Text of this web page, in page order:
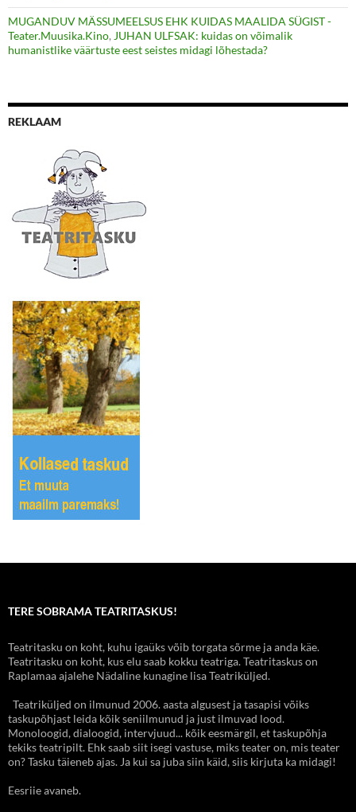
MUGANDUV MÄSSUMEELSUS EHK KUIDAS MAALIDA SÜGIST -
Teater.Muusika.Kino, JUHAN ULFSAK: kuidas on võimalik
humanistlike väärtuste eest seistes midagi lõhestada?
REKLAAM
TERE SOBRAMA TEATRITASKUS!
Teatritasku on koht, kuhu igaüks võib torgata sõrme ja anda käe.
Teatritasku on koht, kus elu saab kokku teatriga. Teatritaskus on
Raplamaa ajalehe Nädaline kunagine lisa Teatriküljed.
Teatriküljed on ilmunud 2006. aasta algusest ja tasapisi võiks
taskupõhjast leida kõik seniilmunud ja just ilmuvad lood.
Monoloogid, dialoogid, intervjuud... kõik eesmärgil, et taskupõhja
tekiks teatripilt. Ehk saab siit isegi vastuse, miks teater on, mis teater
on? Tasku täieneb ajas. Ja kui sa juba siin käid, siis kirjuta ka midagi!
Eesriie avaneb.